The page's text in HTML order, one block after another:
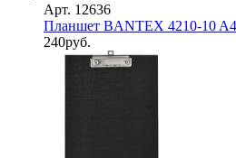
Арт. 12636
Планшет BANTEX 4210-10 A4
240руб.